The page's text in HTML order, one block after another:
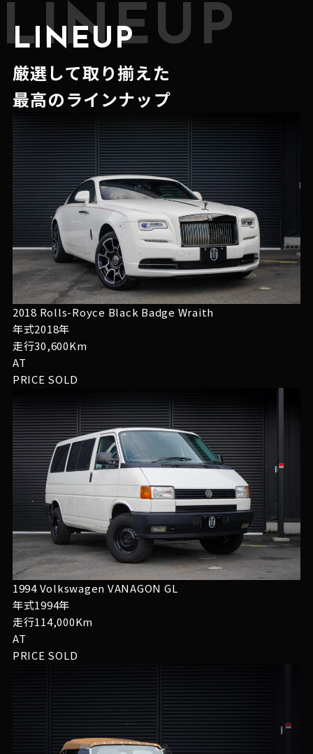
LINEUP
LINEUP
厳選して取り揃えた
最高のラインナップ
2018 Rolls-Royce Black Badge Wraith
年式2018年
走行30,600Km
AT
PRICE SOLD
1994 Volkswagen VANAGON GL
年式1994年
走行114,000Km
AT
PRICE SOLD